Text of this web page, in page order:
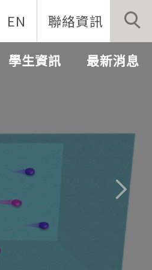
EN 聯絡資訊
學生資訊 最新消息